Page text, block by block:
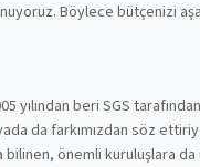
Böylece bütçenizi
beri SGS
da farkımızdan söz
bilinen, önemli kuruluşlara